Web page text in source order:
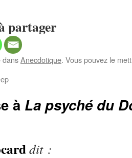
partager
dansAnecdotique. Vous pouvez le
à La psyché du
dit :